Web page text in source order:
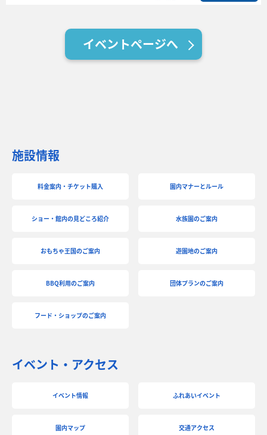
イベントページへ
施設情報
料金案内・チケット購入 園内マナーとルール
ショー・館内の見どころ紹介 水族園のご案内
おもちゃ王国のご案内 遊園地のご案内
BBQ利用のご案内 団体プランのご案内
フード・ショップのご案内
イベント・アクセス
イベント情報 ふれあいイベント
園内マップ 交通アクセス